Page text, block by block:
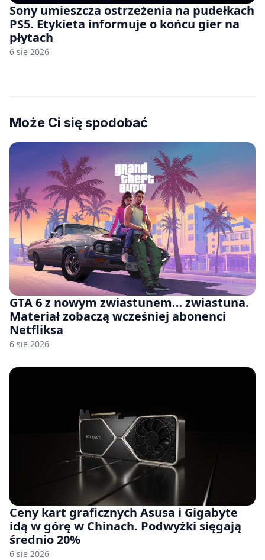
Sony umieszcza ostrzeżenia na pudełkach
PS5. Etykieta informuje o końcu gier na
płytach
6 sie 2026
Może Ci się spodobać
GTA 6 z nowym zwiastunem… zwiastuna.
Materiał zobaczą wcześniej abonenci
Netfliksa
6 sie 2026
Ceny kart graficznych Asusa i Gigabyte
idą w górę w Chinach. Podwyżki sięgają
średnio 20%
6 sie 2026